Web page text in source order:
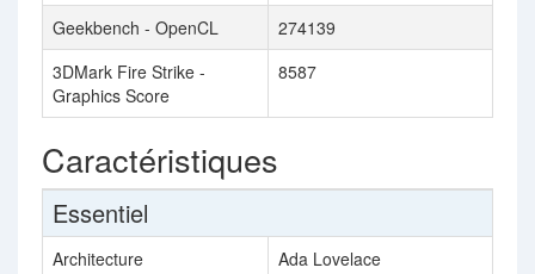
Geekbench - OpenCL
274139
3DMark Fire Strike -
Graphics Score
8587
Caractéristiques
Essentiel
Architecture
Ada Lovelace